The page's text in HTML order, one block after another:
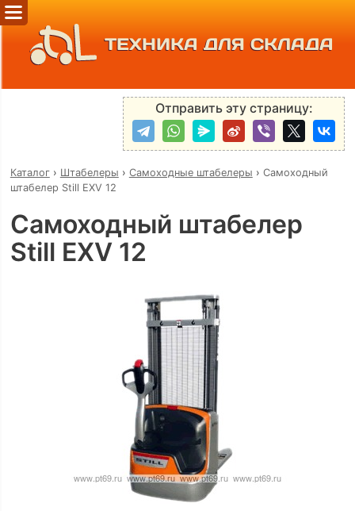
ТЕХНИКА ДЛЯ СКЛАДА
Отправить эту страницу:
Каталог› Штабелеры › Самоходные штабелеры › Самоходный
штабелер Still EXV 12
Самоходный штабелер
Still EXV 12